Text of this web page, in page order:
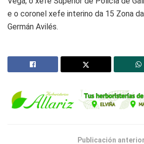
e o coronel xefe interino da 15 Zona da
Germán Avilés.
Publicación anterior